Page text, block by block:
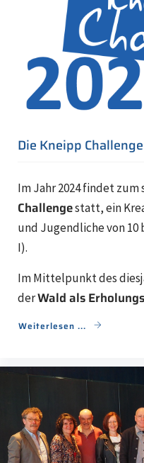
Die Kneipp
Im Jahr 2024 findet zum
Challengestatt, ein
und Jugendliche von 10
I).
Im Mittelpunkt des
derWald als
Weiterlesen ...